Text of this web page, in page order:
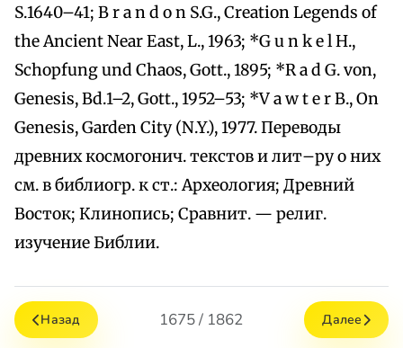
S.1640–41; B r a n d o n S.G., Creation Legends of
the Ancient Near East, L., 1963; *G u n k e l H.,
Schopfung und Chaos, Gott., 1895; *R a d G. von,
Genesis, Bd.1–2, Gott., 1952–53; *V a w t e r B., On
Genesis, Garden City (N.Y.), 1977. Переводы
древних космогонич. текстов и лит–ру о них
см. в библиогр. к ст.: Археология; Древний
Восток; Клинопись; Сравнит. — религ.
изучение Библии.
Назад 1675 / 1862 Далее